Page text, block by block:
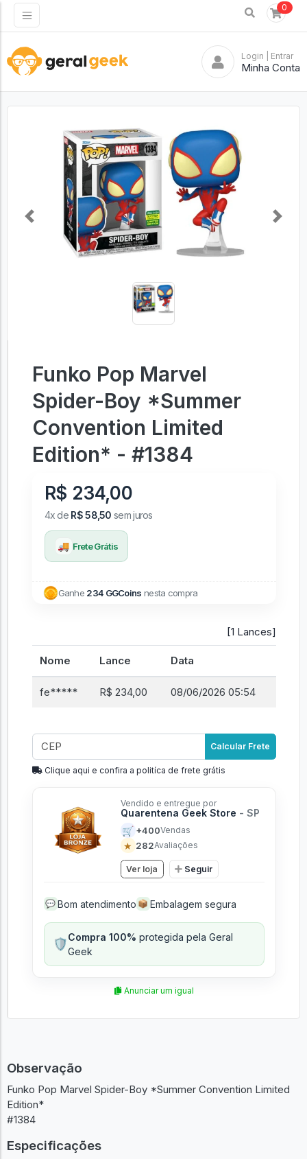
0
Login | Entrar
Minha Conta
Previous Next
Funko Pop Marvel
Spider-Boy *Summer
Convention Limited
Edition* - #1384
R$ 234,00
4x de R$ 58,50 sem juros
🚚 Frete Grátis
Ganhe 234 GGCoins nesta compra
[1 Lances]
Nome Lance Data
fe***** R$ 234,00 08/06/2026 05:54
Calcular Frete
Clique aqui e confira a politíca de frete grátis
Vendido e entregue por
Quarentena Geek Store - SP
🛒 +400Vendas
★ 282Avaliações
Ver loja Seguir
💬 Bom atendimento 📦 Embalagem segura
🛡️Compra 100% protegida pela Geral
Geek
Anunciar um igual
Observação
Funko Pop Marvel Spider-Boy *Summer Convention Limited
Edition*
#1384
Especificações